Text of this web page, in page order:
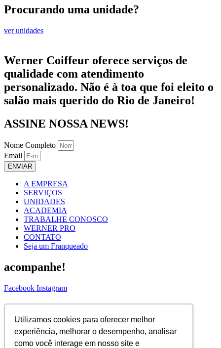
Utilizamos cookies para oferecer melhor
experiência, melhorar o desempenho, analisar
como você interage em nosso site e
Procurando uma unidade?
ver unidades
Werner Coiffeur oferece serviços de
qualidade com atendimento
personalizado. Não é à toa que foi eleito o
salão mais querido do Rio de Janeiro!
ASSINE NOSSA NEWS!
Nome Completo
Email
ENVIAR
A EMPRESA
SERVIÇOS
UNIDADES
ACADEMIA
TRABALHE CONOSCO
WERNER PRO
CONTATO
Seja um Franqueado
acompanhe!
Facebook Instagram
ASSINE NOSSA NEWS!
Nome Completo
Email